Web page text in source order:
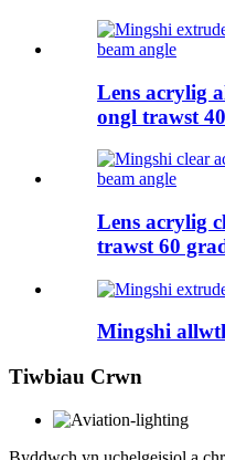
Lens acrylig
ongl trawst
Lens acrylig
trawst 60
Mingshi
Tiwbiau Crwn